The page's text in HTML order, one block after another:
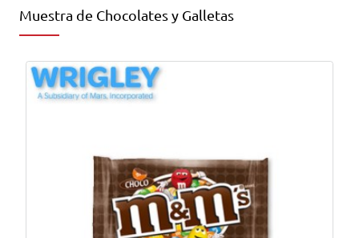
Muestra de Chocolates y Galletas